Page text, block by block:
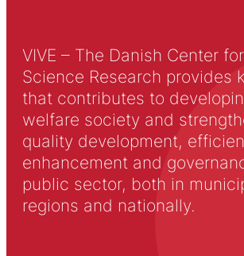
VIVE – The Danish Center
Science Research provides
that contributes to
welfare society and
quality development,
enhancement and
public sector, both in
regions and nationally.